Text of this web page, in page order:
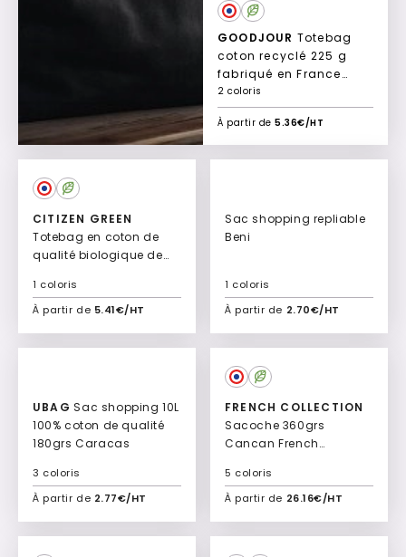
GOODJOUR Totebag
coton recyclé 225 g
fabriqué en France
Nérion
À partir de 5.36€/HT
2 coloris
CITIZEN GREEN
Totebag en coton de
qualité biologique de
À partir de 5.41€/HT
1 coloris
Ajouter à mon devis
Sac shopping repliable
Beni
À partir de 2.70€/HT
1 coloris
Ajouter à mon devis
UBAG Sac shopping 10L
100% coton de qualité
180grs Caracas
À partir de 2.77€/HT
3 coloris
Ajouter à mon devis
FRENCH COLLECTION
Sacoche 360grs
Cancan French
À partir de 26.16€/HT
5 coloris
Ajouter à mon devis